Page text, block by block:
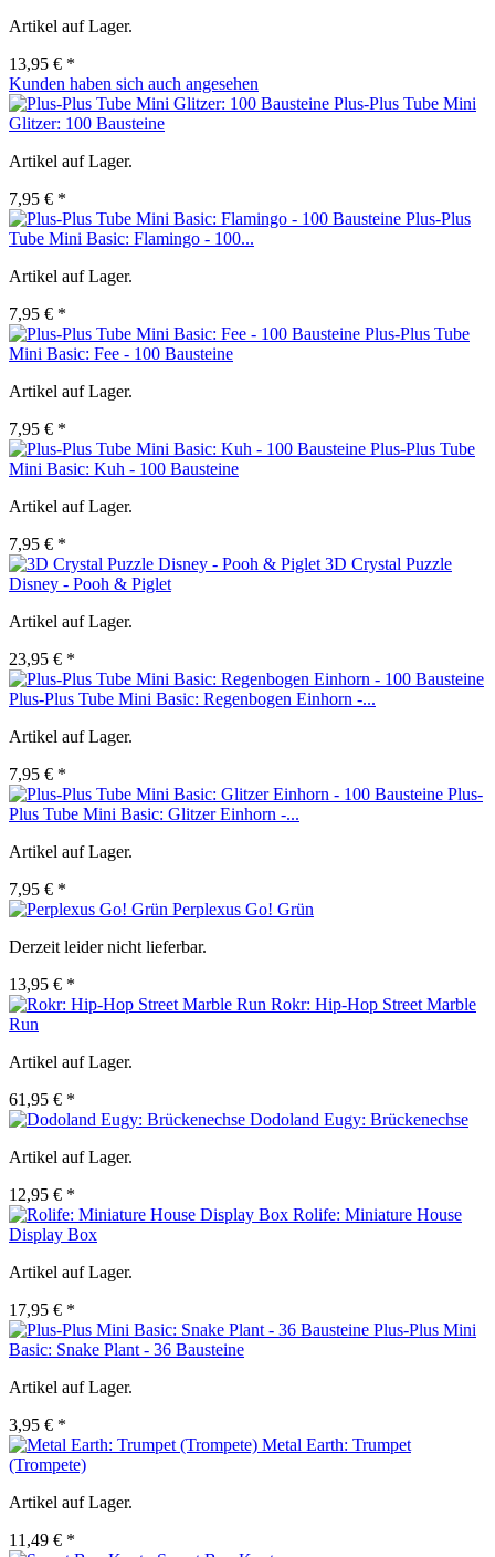
Artikel auf Lager.
13,95 € *
Kunden haben sich auch angesehen
Plus-Plus Tube Mini
Glitzer: 100 Bausteine
Artikel auf Lager.
7,95 € *
Plus-Plus
Tube Mini Basic: Flamingo - 100...
Artikel auf Lager.
7,95 € *
Plus-Plus Tube
Mini Basic: Fee - 100 Bausteine
Artikel auf Lager.
7,95 € *
Plus-Plus Tube
Mini Basic: Kuh - 100 Bausteine
Artikel auf Lager.
7,95 € *
3D Crystal Puzzle
Disney - Pooh & Piglet
Artikel auf Lager.
23,95 € *
Plus-Plus Tube Mini Basic: Regenbogen Einhorn -...
Artikel auf Lager.
7,95 € *
Plus-
Plus Tube Mini Basic: Glitzer Einhorn -...
Artikel auf Lager.
7,95 € *
Perplexus Go! Grün
Derzeit leider nicht lieferbar.
13,95 € *
Rokr: Hip-Hop Street Marble
Run
Artikel auf Lager.
61,95 € *
Dodoland Eugy: Brückenechse
Artikel auf Lager.
12,95 € *
Rolife: Miniature House
Display Box
Artikel auf Lager.
17,95 € *
Plus-Plus Mini
Basic: Snake Plant - 36 Bausteine
Artikel auf Lager.
3,95 € *
Metal Earth: Trumpet
(Trompete)
Artikel auf Lager.
11,49 € *